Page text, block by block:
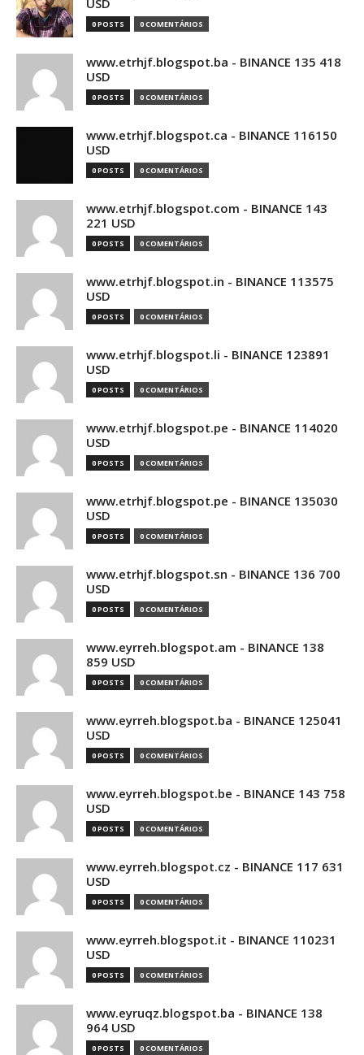
USD
0 POSTS 0 COMENTÁRIOS
www.etrhjf.blogspot.ba - BINANCE 135 418
USD
0 POSTS 0 COMENTÁRIOS
www.etrhjf.blogspot.ca - BINANCE 116150
USD
0 POSTS 0 COMENTÁRIOS
www.etrhjf.blogspot.com - BINANCE 143
221 USD
0 POSTS 0 COMENTÁRIOS
www.etrhjf.blogspot.in - BINANCE 113575
USD
0 POSTS 0 COMENTÁRIOS
www.etrhjf.blogspot.li - BINANCE 123891
USD
0 POSTS 0 COMENTÁRIOS
www.etrhjf.blogspot.pe - BINANCE 114020
USD
0 POSTS 0 COMENTÁRIOS
www.etrhjf.blogspot.pe - BINANCE 135030
USD
0 POSTS 0 COMENTÁRIOS
www.etrhjf.blogspot.sn - BINANCE 136 700
USD
0 POSTS 0 COMENTÁRIOS
www.eyrreh.blogspot.am - BINANCE 138
859 USD
0 POSTS 0 COMENTÁRIOS
www.eyrreh.blogspot.ba - BINANCE 125041
USD
0 POSTS 0 COMENTÁRIOS
www.eyrreh.blogspot.be - BINANCE 143 758
USD
0 POSTS 0 COMENTÁRIOS
www.eyrreh.blogspot.cz - BINANCE 117 631
USD
0 POSTS 0 COMENTÁRIOS
www.eyrreh.blogspot.it - BINANCE 110231
USD
0 POSTS 0 COMENTÁRIOS
www.eyruqz.blogspot.ba - BINANCE 138
964 USD
0 POSTS 0 COMENTÁRIOS